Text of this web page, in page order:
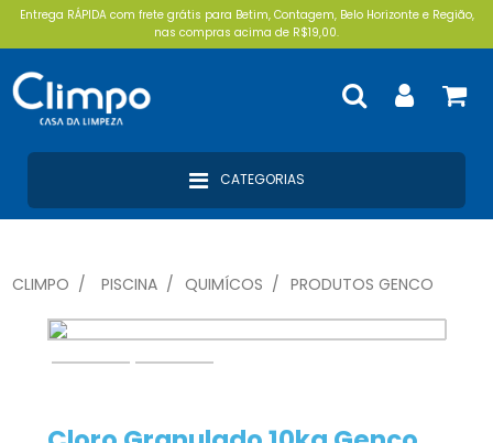
Entrega RÁPIDA com frete grátis para Betim, Contagem, Belo Horizonte e Região,
nas compras acima de R$19,00.
CATEGORIAS
CLIMPO PISCINA QUIMÍCOS PRODUTOS GENCO